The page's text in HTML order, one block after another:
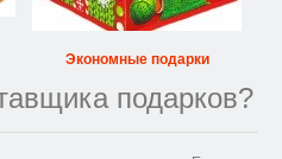
Экономные подарки
подарков?